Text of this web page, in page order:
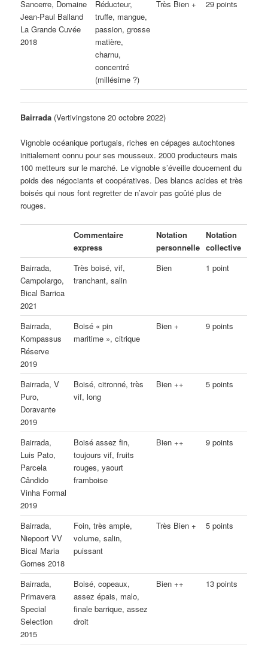
Sancerre, Domaine
Jean-Paul Balland
La Grande Cuvée
2018
Réducteur,
truffe, mangue,
passion, grosse
matière,
charnu,
concentré
(millésime ?)
Très Bien + 29 points
Bairrada (Vertivingstone 20 octobre 2022)
Vignoble océanique portugais, riches en cépages autochtones
initialement connu pour ses mousseux. 2000 producteurs mais
100 metteurs sur le marché. Le vignoble s’éveille doucement du
poids des négociants et coopératives. Des blancs acides et très
boisés qui nous font regretter de n’avoir pas goûté plus de
rouges.
Commentaire
express
Notation
personnelle
Notation
collective
Bairrada,
Campolargo,
Bical Barrica
2021
Très boisé, vif,
tranchant, salin
Bien 1 point
Bairrada,
Kompassus
Réserve
2019
Boisé « pin
maritime », citrique
Bien + 9 points
Bairrada, V
Puro,
Doravante
2019
Boisé, citronné, très
vif, long
Bien ++ 5 points
Bairrada,
Luis Pato,
Parcela
Cândido
Vinha Formal
2019
Boisé assez fin,
toujours vif, fruits
rouges, yaourt
framboise
Bien ++ 9 points
Bairrada,
Niepoort VV
Bical Maria
Gomes 2018
Foin, très ample,
volume, salin,
puissant
Très Bien + 5 points
Bairrada,
Primavera
Special
Selection
2015
Boisé, copeaux,
assez épais, malo,
finale barrique, assez
droit
Bien ++ 13 points